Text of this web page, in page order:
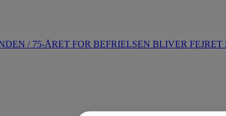
/ 75-ÅRET FOR BEFRIELSEN BLIVER